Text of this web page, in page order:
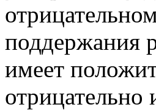
поддержания
имеет